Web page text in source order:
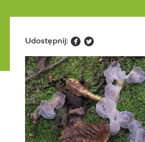
Udostępnij:  